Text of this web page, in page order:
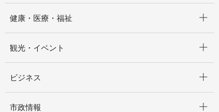
健康・医療・福祉
観光・イベント
ビジネス
市政情報